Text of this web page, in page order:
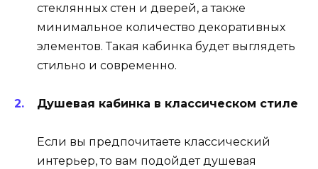
стеклянных стен и дверей, а также
минимальное количество декоративных
элементов. Такая кабинка будет выглядеть
стильно и современно.
Душевая кабинка в классическом стиле
Если вы предпочитаете классический
интерьер, то вам подойдет душевая